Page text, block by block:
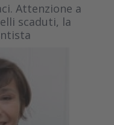
Attenzione a
scaduti, la